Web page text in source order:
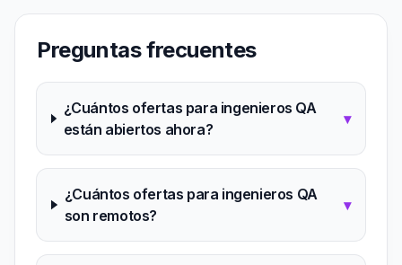
Preguntas frecuentes
¿Cuántos ofertas para ingenieros QA
están abiertos ahora?
▾
¿Cuántos ofertas para ingenieros QA
son remotos?
▾